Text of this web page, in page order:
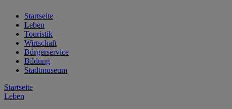
Startseite
Leben
Touristik
Wirtschaft
Bürgerservice
Bildung
Stadtmuseum
Startseite
Leben